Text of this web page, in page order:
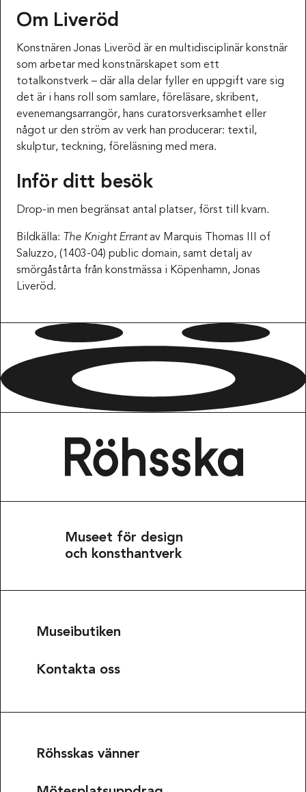
Om Liveröd
Konstnären Jonas Liveröd är en multidisciplinär konstnär
som arbetar med konstnärskapet som ett
totalkonstverk – där alla delar fyller en uppgift vare sig
det är i hans roll som samlare, föreläsare, skribent,
evenemangsarrangör, hans curatorsverksamhet eller
något ur den ström av verk han producerar: textil,
skulptur, teckning, föreläsning med mera.
Inför ditt besök
Drop-in men begränsat antal platser, först till kvarn.
Bildkälla: The Knight Errantav Marquis Thomas III of
Saluzzo, (1403-04) public domain, samt detalj av
smörgåstårta från konstmässa i Köpenhamn, Jonas
Liveröd.
Museet för design
och konsthantverk
Museibutiken
Kontakta oss
Röhsskas vänner